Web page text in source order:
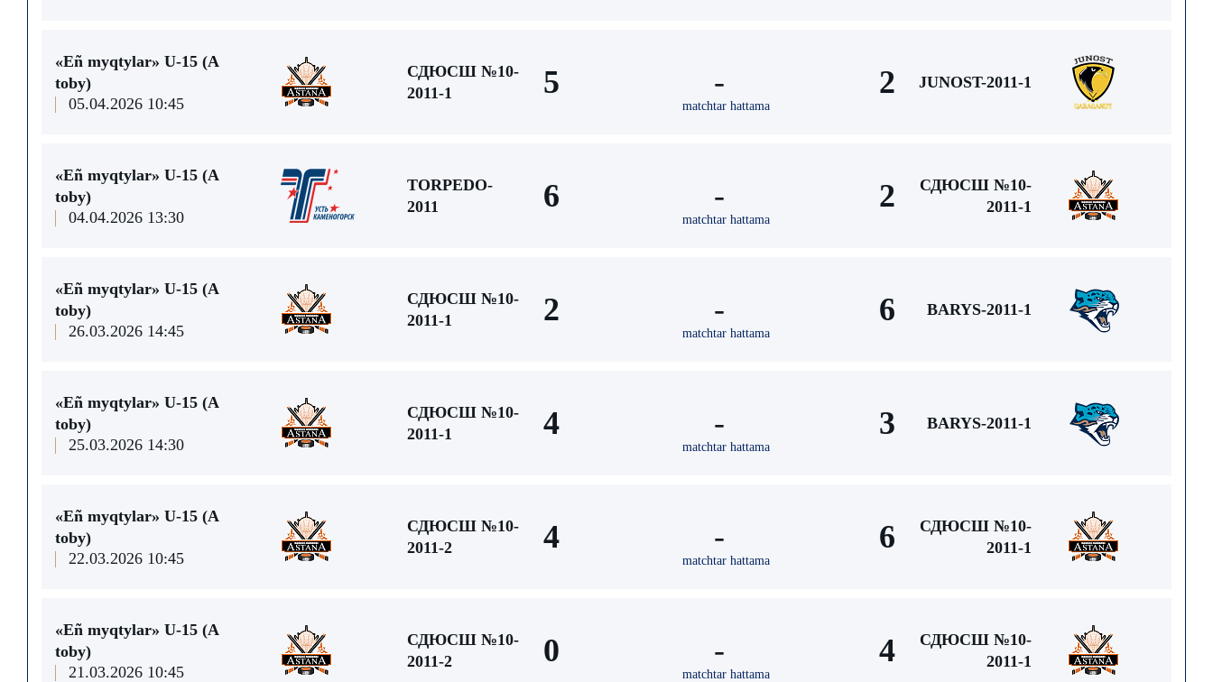
«Eñ myqtylar» U-15 (A
toby)
05.04.2026 10:45
СДЮСШ №10-
2011-1
5 -
matchtar hattama
2 JUNOST-2011-1
«Eñ myqtylar» U-15 (A
toby)
04.04.2026 13:30
TORPEDO-
2011
6 -
matchtar hattama
2
СДЮСШ №10-
2011-1
«Eñ myqtylar» U-15 (A
toby)
26.03.2026 14:45
СДЮСШ №10-
2011-1
2 -
matchtar hattama
6 BARYS-2011-1
«Eñ myqtylar» U-15 (A
toby)
25.03.2026 14:30
СДЮСШ №10-
2011-1
4 -
matchtar hattama
3 BARYS-2011-1
«Eñ myqtylar» U-15 (A
toby)
22.03.2026 10:45
СДЮСШ №10-
2011-2
4 -
matchtar hattama
6
СДЮСШ №10-
2011-1
«Eñ myqtylar» U-15 (A
toby)
21.03.2026 10:45
СДЮСШ №10-
2011-2
0 -
matchtar hattama
4
СДЮСШ №10-
2011-1